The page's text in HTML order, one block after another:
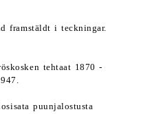
framstäldt i teckningar.
tehtaat 1870 -
puunjalostusta